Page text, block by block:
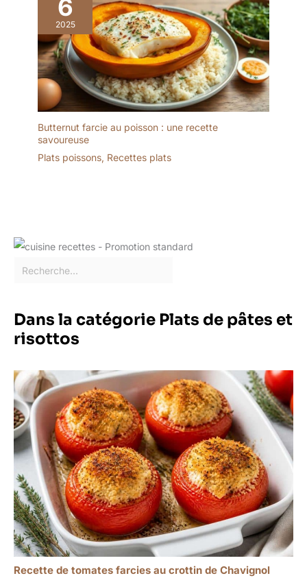
6
2025
Butternut farcie au poisson : une recette
savoureuse
Plats poissons, Recettes plats
Dans la catégorie Plats de pâtes et
risottos
Recette de tomates farcies au crottin de Chavignol